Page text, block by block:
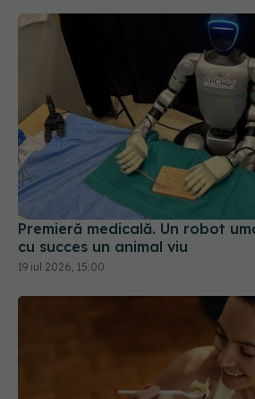
Premieră medicală. Un robot
cu succes un animal viu
19 iul 2026, 15:00